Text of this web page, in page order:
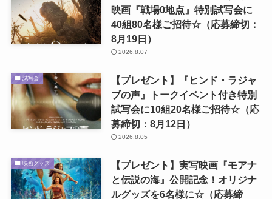
映画『戦場0地点』特別試写会に
40組80名様ご招待☆（応募締切：
8月19日）
2026.8.07
試写会
【プレゼント】『ヒンド・ラジャ
ブの声』トークイベント付き特別
試写会に10組20名様ご招待☆（応
募締切：8月12日）
2026.8.05
映画グッズ
【プレゼント】実写映画『モアナ
と伝説の海』公開記念！オリジナ
ルグッズを6名様に☆（応募締